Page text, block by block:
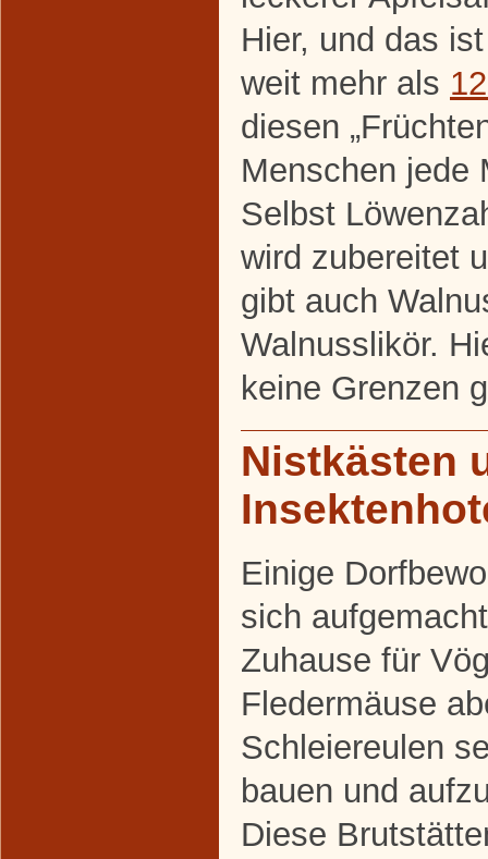
Hier, und das
weit mehr als
diesen
Menschen jede
Selbst
wird zubereitet
gibt auch
Walnusslikör.
keine Grenzen
Nistkästen
Einige
sich
Zuhause für
Fledermäuse
Schleiereulen
bauen und
Diese